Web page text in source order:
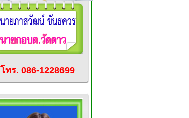
โทร. 086-1228699